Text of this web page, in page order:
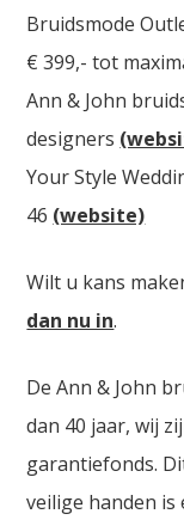
Bruidsmode
€ 399,- tot
Ann & John
designers
Your Style
46 (website)
Wilt u kans
dan nu in.
De Ann & John
dan 40 jaar, wij
garantiefonds.
veilige handen is